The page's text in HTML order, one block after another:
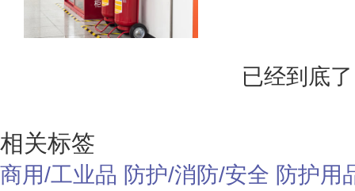
已经到底了
相关标签
商用/工业品 防护/消防/安全 防护用